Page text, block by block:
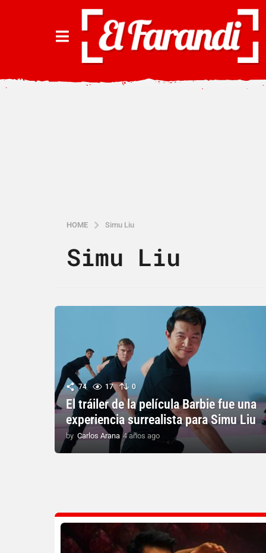
HOME Simu Liu
Simu Liu
74 17 0
El tráiler de la película Barbie fue una
experiencia surrealista para Simu Liu
by Carlos Arana 4 años ago
o